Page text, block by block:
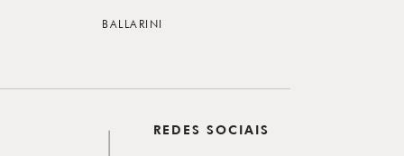
BALLARINI
REDES SOCIAIS